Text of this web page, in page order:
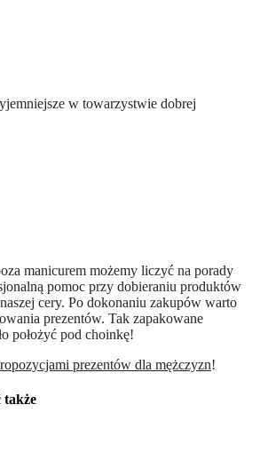
w towarzystwie dobrej
manicurem możemy liczyć na porady
pomoc przy dobieraniu produktów
cery. Po dokonaniu zakupów warto
prezentów. Tak zapakowane
położyć pod choinkę!
prezentów dla mężczyzn!
także